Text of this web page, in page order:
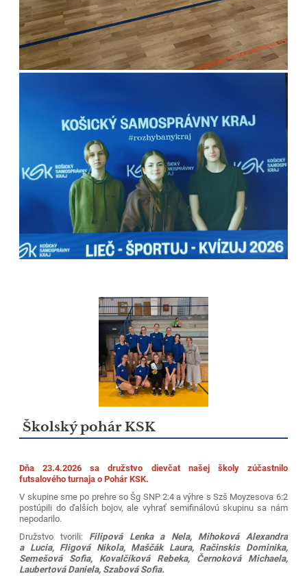
Školský pohár KSK
Dňa 23.4.2026 sa družstvo dievčat našej školy zúčastnilo
futsalového turnaja o Pohár KSK.
V skupine sme po prehre so Šg SNP 2:4 a výhre s Szš Moyzesova 6:2
postúpili do ďalších bojov, ale vyhrať semifinálovú skupinu sa nám
nepodarilo.
Družstvo tvorili: Filipová Lenka a Nela, Mihoková Alexandra
a Lucia, Fligová Nikola, Maščák Laura, Račinskis Dominika,
Semešová Sofia, Kovalčíková Rebeka, Černoková Michaela,
Laubertová Daniela, Szabová Sofia.